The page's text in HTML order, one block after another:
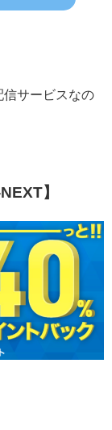
信サービスなの
】